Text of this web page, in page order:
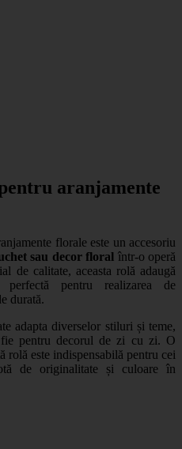
aranjamente
florale este un accesoriu
sau decor floral într-o operă
de calitate, aceasta rolă adaugă
pentru realizarea de
durată.
adapta diverselor stiluri și teme,
fie pentru decorul de zi cu zi. O
rolă este indispensabilă pentru cei
de originalitate și culoare în